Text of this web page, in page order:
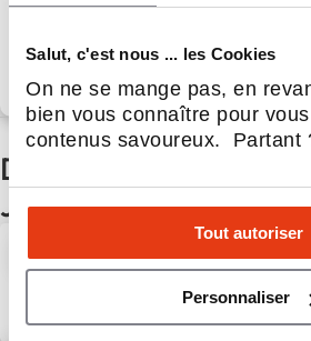
Salut, c'est nous ... les Cookies
On ne se mange pas, en
bien vous connaître pour
contenus savoureux. Partant
Tout autoriser
Personnaliser
Apport personnel :1 000 €
Découvrir le réseau
D'autres actualités du
Jeunes Réseaux
Pestaly accélère
développement
ses futurs
en France
31 Juil 2026Jeunes